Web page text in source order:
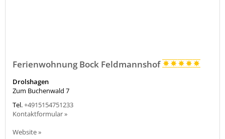
Ferienwohnung Bock Feldmannshof
Drolshagen
Zum Buchenwald 7
Tel.+4915154751233
Kontaktformular »
Website »